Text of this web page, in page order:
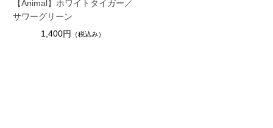
【Animal】ホワイトタイガー／
サワーグリーン
1,400円
（税込み）